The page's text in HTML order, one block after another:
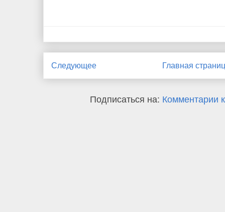
Следующее Главная
Подписаться на: Комментарии